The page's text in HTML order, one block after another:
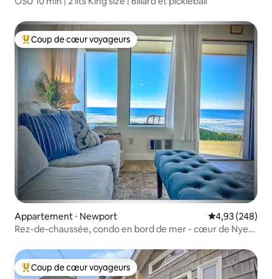
Coups de cœur voyageurs les plus appréciés
Coup de cœur voyageurs
Appartement ⋅ Newport Évaluation
4,93 (248)
Rez-de-chaussée, condo en bord de mer - cœur de Nye
Coups de cœur voyageurs les plus appréciés
Coup de cœur voyageurs